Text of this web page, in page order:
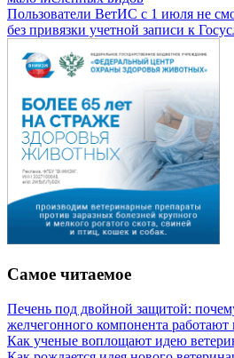
Пользователи ВетИС с 1 июля не
без привязки учетной записи к
Самое читаемое
Печень под двойной защитой:
желчегонного компонента
Как ученые воплощают идею